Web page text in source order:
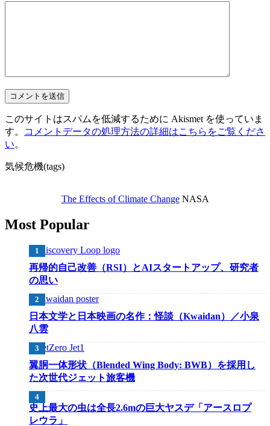
このサイトはスパムを低減するために Akismet を使っていま
す。
コメントデータの処理方法の詳細はこちらをご覧くださ
い。
気候危機(tags)
The Effects of Climate ChangeNASA
Most Popular
再帰的自己改善（RSI）とAIスタートアップ、研究者
の思い
日本文学と日本映画の名作：怪談（Kwaidan）／小泉
八雲
翼胴一体形状（Blended Wing Body: BWB）を採用し
た次世代ジェット旅客機
史上最大の虫は全長2.6mの巨大ヤスデ「アースロプ
レウラ」